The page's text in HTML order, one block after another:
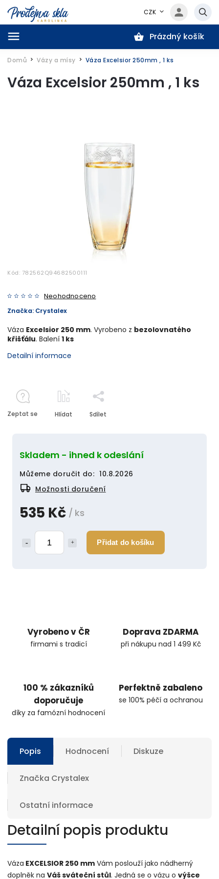
CZK
Prázdný košík
Domů / Vázy a mísy / Váza Excelsior 250mm , 1 ks
Váza Excelsior 250mm , 1 ks
Kód: 782562Q94682500111
Neohodnoceno
Značka: Crystalex
535 Kč / ks
Přidat do košíku
Skladem - ihned k odeslání
Můžeme doručit do: 10.8.2026
Možnosti doručení
Váza Excelsior 250 mm. Vyrobeno z bezolovnatého
křišťálu. Balení 1 ks
Detailní informace
Zeptat se Hlídat Sdílet
Vyrobeno v ČR
firmami s tradicí
Doprava ZDARMA
při nákupu nad 1 499 Kč
100 % zákazníků
doporučuje
díky za famózní hodnocení
Perfektně zabaleno
se 100% péčí a ochranou
Popis Hodnocení Diskuze
Značka Crystalex
Ostatní informace
Detailní popis produktu
Váza EXCELSIOR 250 mm Vám poslouží jako nádherný
doplněk na Váš sváteční stůl. Jedná se o vázu o výšce